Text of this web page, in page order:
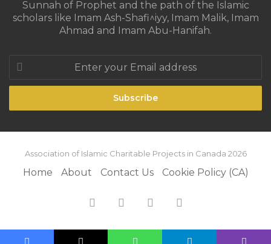
Sunnah of Prophet and the path of the Islamic
scholars like Imam Ash-Shafi^iyy, Imam Malik, Imam
Ahmad and Imam Abu-Hanifah.
Enter
your
Email
Association of Islamic Charitable Projects in Canada 2026
Home About Contact Us Cookie Policy (CA)
Facebook YouTube